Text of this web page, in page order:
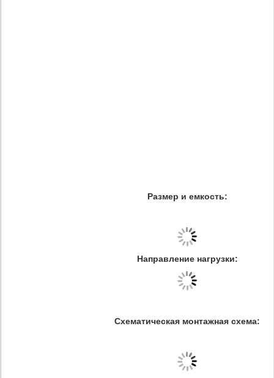
Размер и емкость:
Направление нагрузки:
Схематическая монтажная схема: